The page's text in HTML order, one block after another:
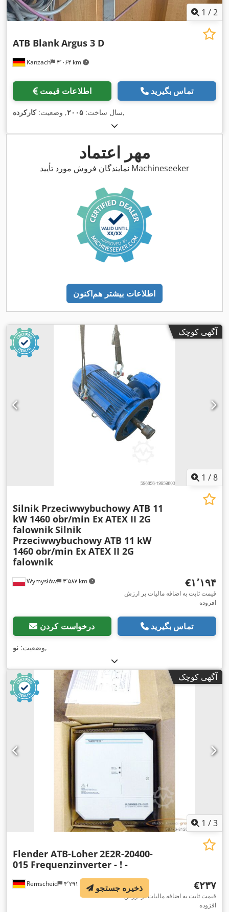
1 /2
Kanzach ۴٬۰۶۴ km
ATB BlankArgus 3 D
اطلاعات قیمت تماس بگیرید
سال ساخت: ۲۰۰۵, وضعیت:کارکرده ,
مهر اعتماد
نمایندگان فروش مورد تأیید Machineseeker
اطلاعات بیشتر هم‌اکنون
آگهی کوچک
1 /8
Wymysłów ۳٬۵۸۷ km
Silnik Przeciwwybuchowy ATB 11
kW 1460 obr/min Ex ATEX II 2G
falownikSilnik
Przeciwwybuchowy ATB 11 kW
1460 obr/min Ex ATEX II 2G
falownik
‎€۱٬۱۹۴
قیمت ثابت به اضافه مالیات بر ارزش
افزوده
درخواست کردن تماس بگیرید
وضعیت: نو ,
آگهی کوچک
1 /3
Remscheid ۴٬۲۹۱ km
Flender ATB-Loher2E2R-20400-
015 Frequenzinverter - ! -
‎€۲۳۷
قیمت ثابت به اضافه مالیات بر ارزش
افزوده
ذخیره جستجو